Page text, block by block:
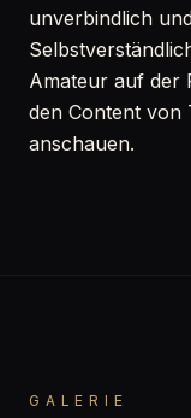
unverbindlich
Amateur auf der
den Content von
anschauen.
GALERIE